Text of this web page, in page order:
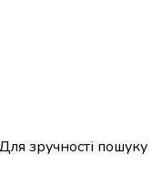
зручності пошуку